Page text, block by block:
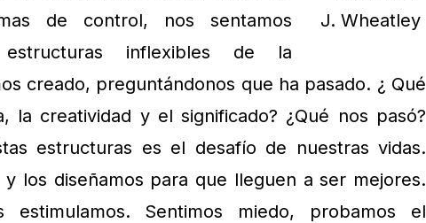
de control, nos sentamos
inflexibles de la
creado, preguntándonos que ha pasado. ¿ Qué
la creatividad y el significado? ¿Qué nos pasó?
estructuras es el desafío de nuestras vidas.
los diseñamos para que lleguen a ser mejores.
estimulamos. Sentimos miedo, probamos el